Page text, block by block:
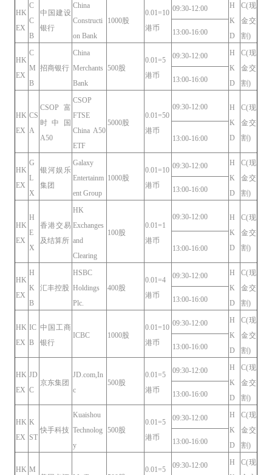
HK
EX
C
C
B
中国建设
银行
China
Constructi
on Bank
1000股
0.01=10
港币
09:30-12:00
H
K
D
C(现
金交
割)
13:00-16:00
HK
EX
C
M
B
招商银行
China
Merchants
Bank
500股
0.01=5
港币
09:30-12:00
H
K
D
C(现
金交
割)
13:00-16:00
HK
EX
CS
A
CSOP富
时中国
A50
CSOP
FTSE
China A50
ETF
5000股
0.01=50
港币
09:30-12:00
H
K
D
C(现
金交
割)
13:00-16:00
HK
EX
G
L
X
银河娱乐
集团
Galaxy
Entertainm
ent Group
1000股
0.01=10
港币
09:30-12:00
H
K
D
C(现
金交
割)
13:00-16:00
HK
EX
H
E
X
香港交易
及结算所
HK
Exchanges
and
Clearing
100股
0.01=1
港币
09:30-12:00
H
K
D
C(现
金交
割)
13:00-16:00
HK
EX
H
K
B
汇丰控股
HSBC
Holdings
Plc.
400股
0.01=4
港币
09:30-12:00
H
K
D
C(现
金交
割)
13:00-16:00
HK
EX
IC
B
中国工商
银行
ICBC 1000股
0.01=10
港币
09:30-12:00
H
K
D
C(现
金交
割)
13:00-16:00
HK
EX
JD
C
京东集团
JD.com,In
c
500股
0.01=5
港币
09:30-12:00
H
K
D
C(现
金交
割)
13:00-16:00
HK
EX
K
ST
快手科技
Kuaishou
Technolog
y
500股
0.01=5
港币
09:30-12:00
H
K
D
C(现
金交
割)
13:00-16:00
HK M
0.01=5 09:30-12:00
H
C(现